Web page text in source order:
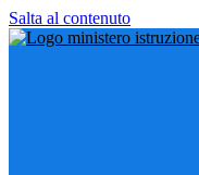
Salta al contenuto